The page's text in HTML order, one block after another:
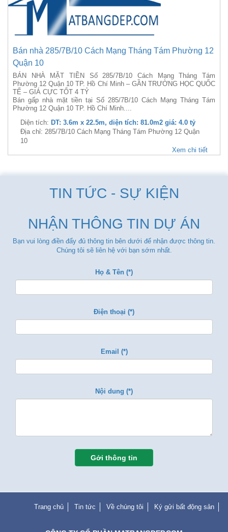
Bán nhà 285/7B/10 Cách Mạng Tháng Tám Phường 12
Quận 10
BÁN NHÀ MẶT TIỀN Số 285/7B/10 Cách Mạng Tháng Tám
Phường 12 Quận 10 TP. Hồ Chí Minh – GẦN TRƯỜNG HỌC QUỐC
TẾ – GIÁ CỰC TỐT 4 TỶ
Bán gấp nhà mặt tiền tại Số 285/7B/10 Cách Mạng Tháng Tám
Phường 12 Quận 10 TP. Hồ Chí Minh....
Diện tích: DT: 3.6m x 22.5m, diện tích: 81.0m2 giá: 4.0 tỷ
Địa chỉ: 285/7B/10 Cách Mạng Tháng Tám Phường 12 Quận
10
Xem chi tiết
TIN TỨC - SỰ KIỆN
NHẬN THÔNG TIN DỰ ÁN
Bạn vui lòng điền đẩy đủ thông tin bên dưới để nhận được thông tin.
Chúng tôi sẽ liên hệ với bạn sớm nhất.
Họ & Tên (*)
Điện thoại (*)
Email (*)
Nội dung (*)
Gởi thông tin
Trang chủ Tin tức Về chúng tôi Ký gửi bất động sản